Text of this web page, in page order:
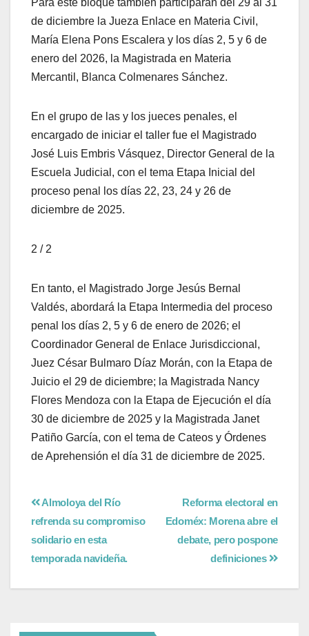
de diciembre la Jueza Enlace en Materia Civil,
María Elena Pons Escalera y los días 2, 5 y 6 de
enero del 2026, la Magistrada en Materia
Mercantil, Blanca Colmenares Sánchez.
En el grupo de las y los jueces penales, el
encargado de iniciar el taller fue el Magistrado
José Luis Embris Vásquez, Director General de la
Escuela Judicial, con el tema Etapa Inicial del
proceso penal los días 22, 23, 24 y 26 de
diciembre de 2025.
2 / 2
En tanto, el Magistrado Jorge Jesús Bernal
Valdés, abordará la Etapa Intermedia del proceso
penal los días 2, 5 y 6 de enero de 2026; el
Coordinador General de Enlace Jurisdiccional,
Juez César Bulmaro Díaz Morán, con la Etapa de
Juicio el 29 de diciembre; la Magistrada Nancy
Flores Mendoza con la Etapa de Ejecución el día
30 de diciembre de 2025 y la Magistrada Janet
Patiño García, con el tema de Cateos y Órdenes
de Aprehensión el día 31 de diciembre de 2025.
Reforma electoral en
Edoméx: Morena abre el
debate, pero pospone
definiciones
Almoloya del Río
refrenda su compromiso
solidario en esta
temporada navideña.